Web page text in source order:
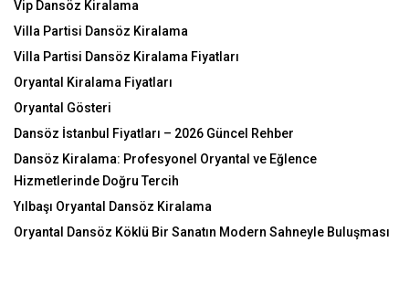
Vip Dansöz Kiralama
Villa Partisi Dansöz Kiralama
Villa Partisi Dansöz Kiralama Fiyatları
Oryantal Kiralama Fiyatları
Oryantal Gösteri
Dansöz İstanbul Fiyatları – 2026 Güncel Rehber
Dansöz Kiralama: Profesyonel Oryantal ve Eğlence
Hizmetlerinde Doğru Tercih
Yılbaşı Oryantal Dansöz Kiralama
Oryantal Dansöz Köklü Bir Sanatın Modern Sahneyle Buluşması